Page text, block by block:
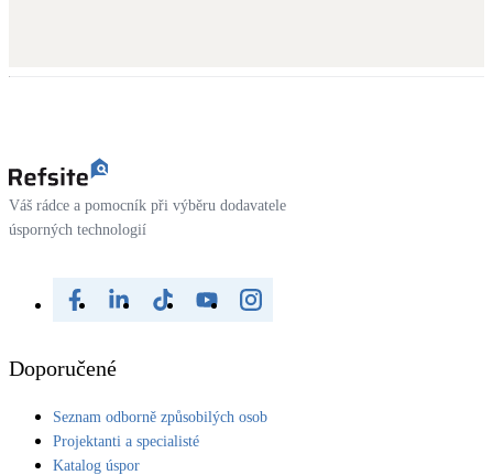
Váš rádce a pomocník při výběru dodavatele
úsporných technologií
Doporučené
Seznam odborně způsobilých osob
Projektanti a specialisté
Katalog úspor